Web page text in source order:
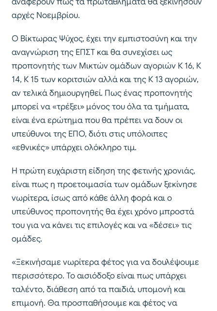
αρχές Νοεμβρίου.
Ο Βίκτωρας Ψύχος, έχει την εμπιστοσύνη και την
αναγνώριση της ΕΠΣΤ και θα συνεχίσει ως
προπονητής των Μικτών ομάδων αγοριών Κ 16, Κ
14, Κ 15 των κοριτσιών αλλά και της Κ 13 αγοριών,
αν τελικά δημιουργηθεί. Πως ένας προπονητής
μπορεί να «τρέξει» μόνος του όλα τα τμήματα,
είναι ένα ερώτημα που θα πρέπει να δουν οι
υπεύθυνοι της ΕΠΟ, διότι στις υπόλοιπες
«εθνικές» υπάρχει ολόκληρο τιμ.
Η πρώτη ευχάριστη είδηση της φετινής χρονιάς,
είναι πως η προετοιμασία των ομάδων ξεκίνησε
νωρίτερα, ίσως από κάθε άλλη φορά και ο
υπεύθυνος προπονητής θα έχει χρόνο μπροστά
του για να κάνει τις επιλογές και να «δέσει» τις
ομάδες.
«Ξεκινήσαμε νωρίτερα φέτος για να δουλέψουμε
περισσότερο. Το αισιόδοξο είναι πως υπάρχει
ταλέντο, διάθεση από τα παιδιά, υπομονή και
επιμονή. Θα προσπαθήσουμε και φέτος να